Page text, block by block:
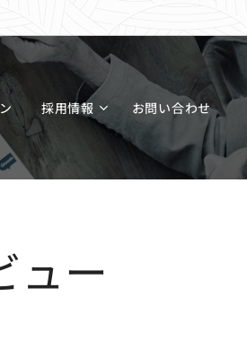
採用情報 お問い合わせ
ュー